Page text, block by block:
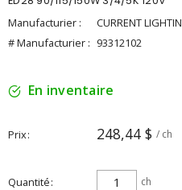
Manufacturier :
CURRENT
# Manufacturier : 93312102
En inventaire
Prix 248,44 $ / ch
Quantité ch